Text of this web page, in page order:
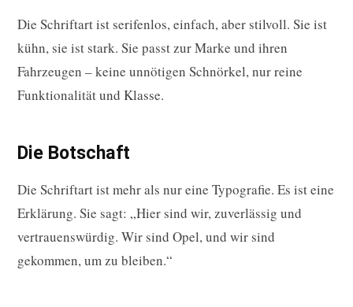
Die Schriftart ist serifenlos, einfach, aber stilvoll. Sie ist
kühn, sie ist stark. Sie passt zur Marke und ihren
Fahrzeugen – keine unnötigen Schnörkel, nur reine
Funktionalität und Klasse.
Die Botschaft
Die Schriftart ist mehr als nur eine Typografie. Es ist eine
Erklärung. Sie sagt: „Hier sind wir, zuverlässig und
vertrauenswürdig. Wir sind Opel, und wir sind
gekommen, um zu bleiben.“